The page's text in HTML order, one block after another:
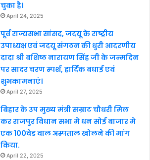
चुका है।
April 24, 2025
पूर्व राज्यसभा सांसद, जदयू के राष्ट्रीय
उपाध्यक्ष एवं जदयू संगठन की धुरी आदरणीय
दादा श्री बशिष्ठ नारायण सिंह जी के जन्मदिन
पर सादर चरण स्पर्श, हार्दिक बधाई एवं
शुभकामनाएं।
April 27, 2025
बिहार के उप मुख्य मंत्री सम्राट चौधरी मिल
कर राजपुर विधान सभा मे धन सोई बाजार मे
एक 100वेड वाल अस्पताल खोलने की मांग
किया.
April 22, 2025